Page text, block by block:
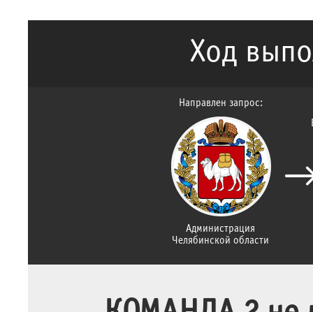
Ход
Направлен запрос:
Администрация
Челябинской области